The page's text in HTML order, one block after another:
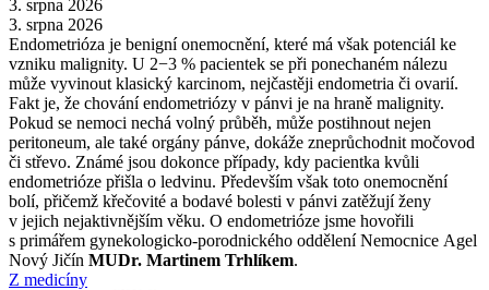
3. srpna 2026
3. srpna 2026
Endometrióza je benigní onemocnění, které má však potenciál ke
vzniku malignity. U 2−3 % pacientek se při ponechaném nálezu
může vyvinout klasický karcinom, nejčastěji endometria či ovarií.
Fakt je, že chování endometriózy v pánvi je na hraně malignity.
Pokud se nemoci nechá volný průběh, může postihnout nejen
peritoneum, ale také orgány pánve, dokáže zneprůchodnit močovod
či střevo. Známé jsou dokonce případy, kdy pacientka kvůli
endometrióze přišla o ledvinu. Především však toto onemocnění
bolí, přičemž křečovité a bodavé bolesti v pánvi zatěžují ženy
v jejich nejaktivnějším věku. O endometrióze jsme hovořili
s primářem gynekologicko-porodnického oddělení Nemocnice Agel
Nový Jičín MUDr. Martinem Trhlíkem.
Z medicíny